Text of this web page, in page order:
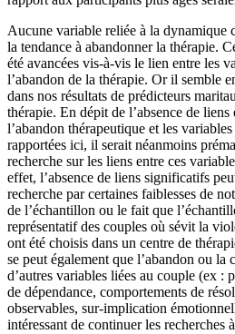
Aucune variable reliée à la dynamique
la tendance à abandonner la thérapie.
été avancées vis-à-vis le lien entre les
l’abandon de la thérapie. Or il semble
dans nos résultats de prédicteurs
thérapie. En dépit de l’absence de liens
l’abandon thérapeutique et les
rapportées ici, il serait néanmoins
recherche sur les liens entre ces
effet, l’absence de liens significatifs
recherche par certaines faiblesses de
de l’échantillon ou le fait que
représentatif des couples où sévit la
ont été choisis dans un centre de
se peut également que l’abandon ou
d’autres variables liées au couple (ex :
de dépendance, comportements de
observables, sur-implication
intéressant de continuer les recherches